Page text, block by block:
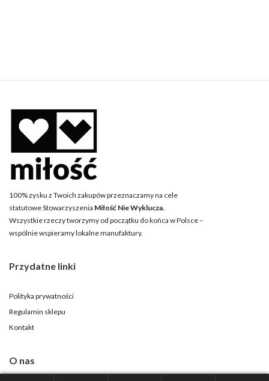
100% zysku z Twoich zakupów przeznaczamy na cele
statutowe Stowarzyszenia Miłość Nie Wyklucza.
Wszystkie rzeczy tworzymy od początku do końca w Polsce –
wspólnie wspieramy lokalne manufaktury.
Przydatne linki
Polityka prywatności
Regulamin sklepu
Kontakt
O nas